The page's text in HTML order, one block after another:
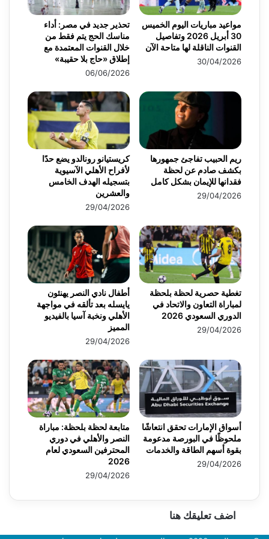
تحذير جديد في مصر: أداء
مناسك الحج يتم فقط من
خلال القنوات المعتمدة مع
إطلاق «حاج بلا حقيبة»
06/06/2026
مواعيد مباريات اليوم الخميس
30 أبريل 2026 وتفاصيل
القنوات الناقلة لها متاحة الآن
30/04/2026
كريستيانو رونالدو يضع حدًا
لأفراح الأهلي الآسيوية
بتسجيله الهدف الخامس
والعشرين
29/04/2026
ريم الحبيب تفاجئ جمهورها
بكشف صادم عن لحظة
فقدانها للإيمان بشكل كامل
29/04/2026
أطفال نادي النصر يهنئون
يايسله بعد تألقه في مواجهة
الأهلي ونخبة آسيا بالفيديو
المميز
29/04/2026
تغطية حصرية لحظة بلحظة
لمباراة التعاون والاتحاد في
الدوري السعودي 2026
29/04/2026
متابعة لحظة بلحظة: مباراة
النصر والأهلي في دوري
المحترفين السعودي لعام
2026
29/04/2026
أسواق الإمارات تحقق انتعاشًا
ملحوظًا في البورصة مدعومة
بقوة أسهم الطاقة والخدمات
29/04/2026
اضف تعليقك هنا